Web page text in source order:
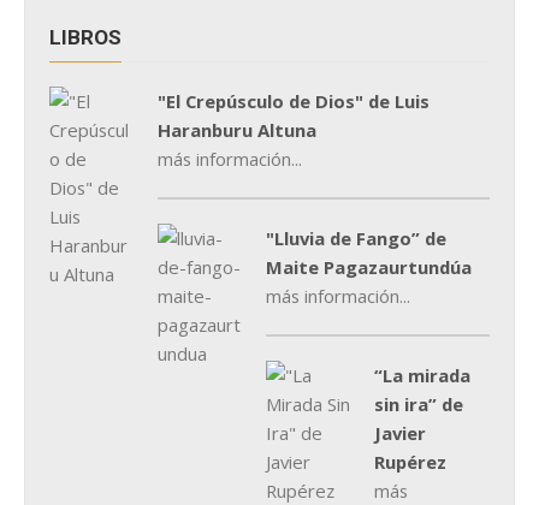
LIBROS
"El Crepúsculo de Dios" de Luis
Haranburu Altuna
más información...
"Lluvia de Fango” de
Maite Pagazaurtundúa
más información...
“La mirada
sin ira” de
Javier
Rupérez
más